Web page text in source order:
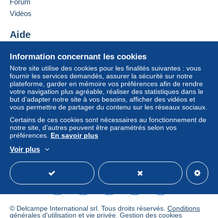
vendeur à l’acheteur. Un achat non payé peut
entraîner des conséquences au niveau du compte
Si les conditions de vente du vendeur comportent
considérer comme nulles et non avenues. Les
conditions de paiement du site Delcampe, telles
que définies dans lesconditions d’utilisation , sont
les seules applicables.
Les achats doivent être payés dans les 14 jours
vendeur.
Garantie :
Droit de rétractation
l’acheteur.
Pour connaître les délais de retour et de
remboursement du lot, consultez les
conditions
Ajouter ce vendeur à ma liste noire
Information concernant les cookies
Notre site utilise des cookies pour les finalités suivantes : vous
fournir les services demandés, assurer la sécurité sur notre
plateforme, garder en mémoire vos préférences afin de rendre
votre navigation plus agréable, réaliser des statistiques dans le
but d’adapter notre site à vos besoins, afficher des vidéos et
vous permettre de partager du contenu sur les réseaux sociaux.
Certains de ces cookies sont nécessaires au fonctionnement de
notre site, d’autres peuvent être paramétrés selon vos
préférences. En savoir plus
Voir plus
Forum
Vidéos
Aide
Acheter sur Delcampe
Vendre sur Delcampe
Un site sécurisé
© Delcampe International srl. Tous droits réservés. Conditions
générales d'utilisation et vie privée. Gestion des cookies